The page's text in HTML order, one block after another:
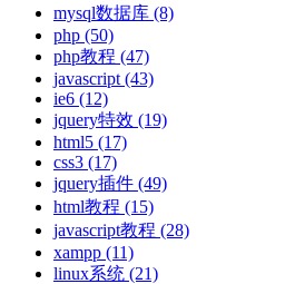
mysql数据库 (8)
php (50)
php教程 (47)
javascript (43)
ie6 (12)
jquery特效 (19)
html5 (17)
css3 (17)
jquery插件 (49)
html教程 (15)
javascript教程 (28)
xampp (11)
linux系统 (21)